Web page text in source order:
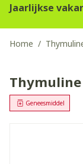
Jaarlijkse
Home /
Thymuline
Geneesmiddel